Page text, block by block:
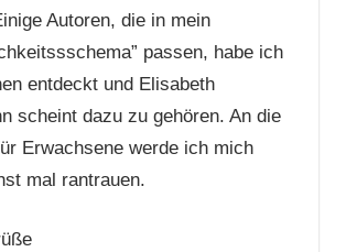
Autoren, die in mein
passen, habe ich
entdeckt und Elisabeth
scheint dazu zu gehören. An die
Erwachsene werde ich mich
mal rantrauen.